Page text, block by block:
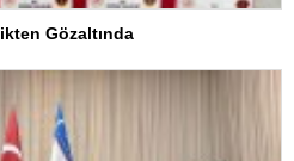
Gözaltında